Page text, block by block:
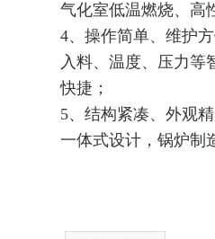
气化室低温燃烧、高
4、操作简单、维护方
入料、温度、压力等
快捷；
5、结构紧凑、外观精
一体式设计，锅炉